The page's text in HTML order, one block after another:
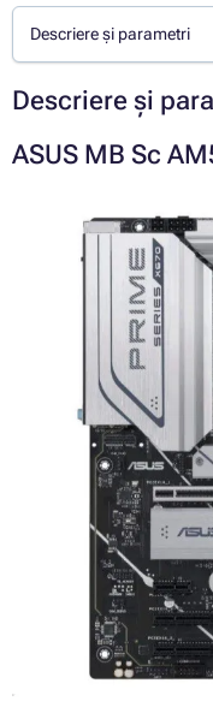
Descriere și parametri
Descriere și
ASUS MB Sc